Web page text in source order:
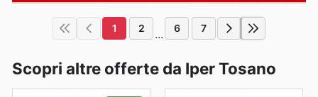
1 2 ... 6 7
Scopri altre offerte da Iper Tosano